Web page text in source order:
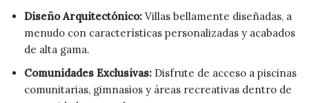
Diseño Arquitectónico: Villas bellamente diseñadas, a
menudo con características personalizadas y acabados
de alta gama.
Comunidades Exclusivas: Disfrute de acceso a piscinas
comunitarias, gimnasios y áreas recreativas dentro de